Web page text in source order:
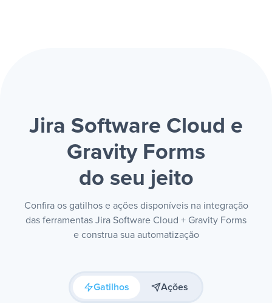
Jira Software Cloud e
Gravity Forms
do seu jeito
Confira os gatilhos e ações disponíveis na integração
das ferramentas Jira Software Cloud + Gravity Forms
e construa sua automatização
Gatilhos Ações